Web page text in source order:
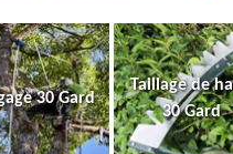
30 Gard
Taillage de
30 Gard